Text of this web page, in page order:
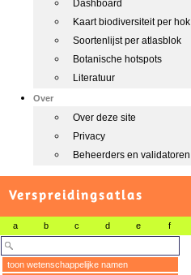
Dashboard
Kaart biodiversiteit per hok
Soortenlijst per atlasblok
Botanische hotspots
Literatuur
Over
Over deze site
Privacy
Beheerders en validatoren
Verspreidingsatlas
a b c d e f
toon wetenschappelijke namen